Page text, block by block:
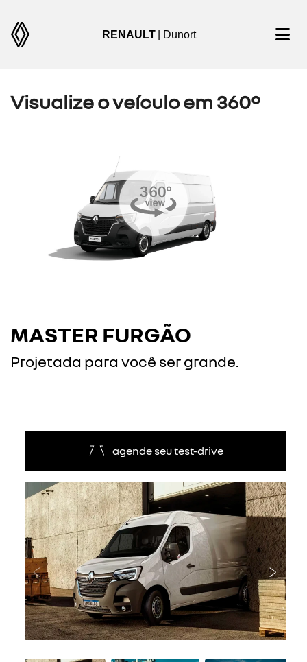
RENAULT | Dunort
Visualize o veículo em 360°
MASTER FURGÃO
Projetada para você ser grande.
agende seu test-drive
Anterior